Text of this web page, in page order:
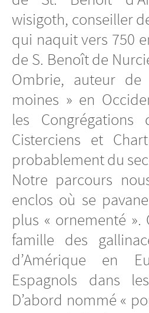
wisigoth, conseiller
qui naquit vers 750
de S. Benoît de
Ombrie, auteur
moines » en
les Congrégations
Cisterciens et
probablement du
Notre parcours
enclos où se
plus « ornementé ».
famille des
d’Amérique en
Espagnols dans
D’abord nommé «